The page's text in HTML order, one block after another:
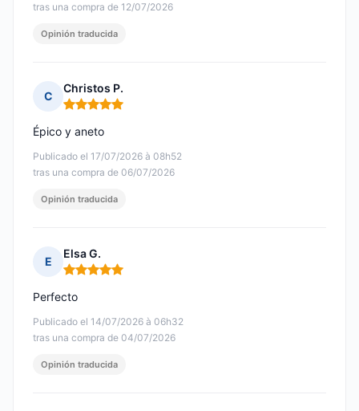
tras una compra de 12/07/2026
Opinión traducida
C
Christos P.
Nota: 5 de 5
Publicado el 17/07/2026 à 08h52
tras una compra de 06/07/2026
Épico y aneto
Opinión traducida
E
Elsa G.
Nota: 5 de 5
Publicado el 14/07/2026 à 06h32
tras una compra de 04/07/2026
Perfecto
Opinión traducida